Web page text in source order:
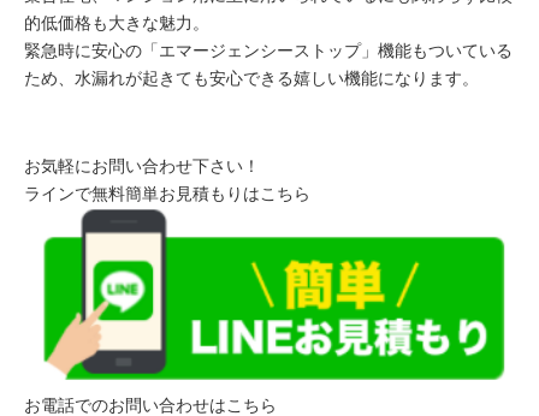
的低価格も大きな魅力。
緊急時に安心の「エマージェンシーストップ」機能もついている
ため、水漏れが起きても安心できる嬉しい機能になります。
お気軽にお問い合わせ下さい！
ラインで無料簡単お見積もりはこちら
お電話でのお問い合わせはこちら